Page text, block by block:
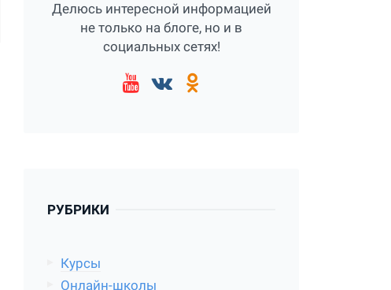
Делюсь интересной информацией
не только на блоге, но и в
социальных сетях!
РУБРИКИ
Курсы
Онлайн-школы